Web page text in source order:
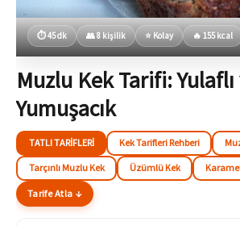
⏱ 45 dk 👥 8 kişilik ⭐ Kolay 🔥 155 kcal
Muzlu Kek Tarifi: Yulaflı
Yumuşacık
TATLI TARIFLERI Kek Tarifleri Rehberi
Tarçınlı Muzlu Kek Üzümlü Kek
Tarife Atla ↓